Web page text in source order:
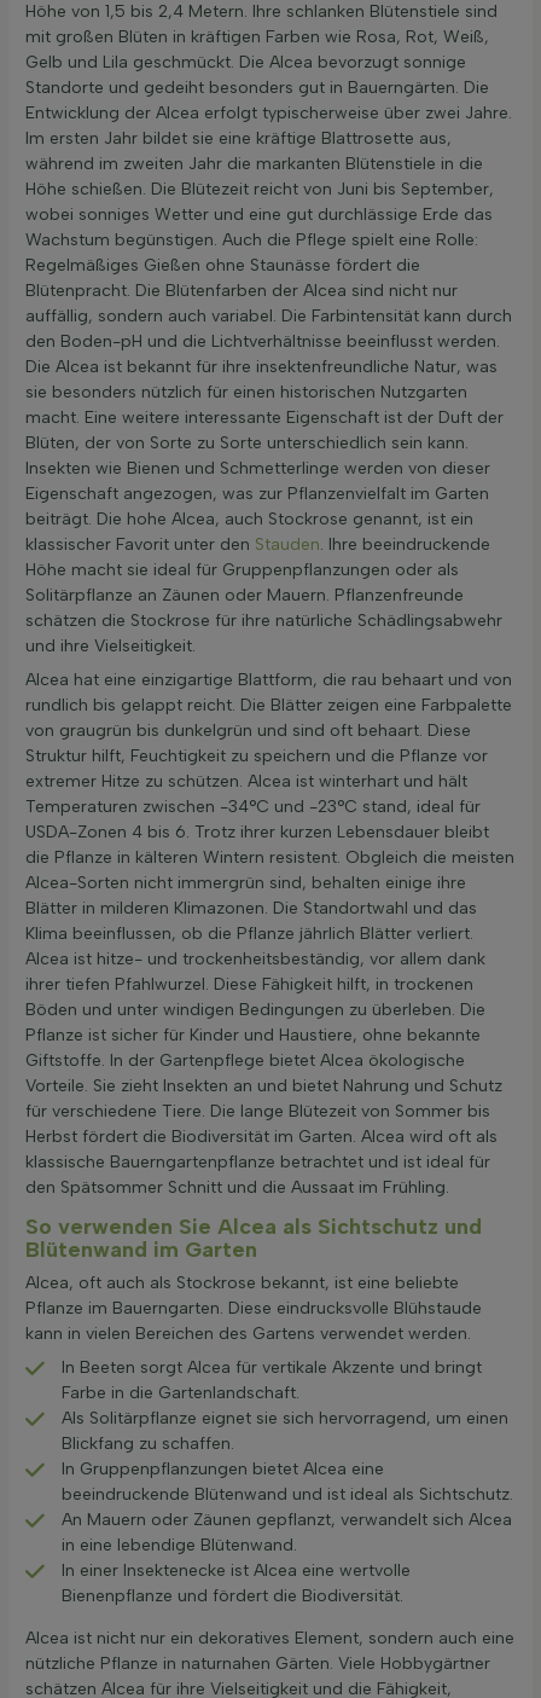
Höhe von 1,5 bis 2,4 Metern. Ihre schlanken Blütenstiele sind
mit großen Blüten in kräftigen Farben wie Rosa, Rot, Weiß,
Gelb und Lila geschmückt. Die Alcea bevorzugt sonnige
Standorte und gedeiht besonders gut in Bauerngärten. Die
Entwicklung der Alcea erfolgt typischerweise über zwei Jahre.
Im ersten Jahr bildet sie eine kräftige Blattrosette aus,
während im zweiten Jahr die markanten Blütenstiele in die
Höhe schießen. Die Blütezeit reicht von Juni bis September,
wobei sonniges Wetter und eine gut durchlässige Erde das
Wachstum begünstigen. Auch die Pflege spielt eine Rolle:
Regelmäßiges Gießen ohne Staunässe fördert die
Blütenpracht. Die Blütenfarben der Alcea sind nicht nur
auffällig, sondern auch variabel. Die Farbintensität kann durch
den Boden-pH und die Lichtverhältnisse beeinflusst werden.
Die Alcea ist bekannt für ihre insektenfreundliche Natur, was
sie besonders nützlich für einen historischen Nutzgarten
macht. Eine weitere interessante Eigenschaft ist der Duft der
Blüten, der von Sorte zu Sorte unterschiedlich sein kann.
Insekten wie Bienen und Schmetterlinge werden von dieser
Eigenschaft angezogen, was zur Pflanzenvielfalt im Garten
beiträgt. Die hohe Alcea, auch Stockrose genannt, ist ein
klassischer Favorit unter den Stauden. Ihre beeindruckende
Höhe macht sie ideal für Gruppenpflanzungen oder als
Solitärpflanze an Zäunen oder Mauern. Pflanzenfreunde
schätzen die Stockrose für ihre natürliche Schädlingsabwehr
und ihre Vielseitigkeit.
Alcea hat eine einzigartige Blattform, die rau behaart und von
rundlich bis gelappt reicht. Die Blätter zeigen eine Farbpalette
von graugrün bis dunkelgrün und sind oft behaart. Diese
Struktur hilft, Feuchtigkeit zu speichern und die Pflanze vor
extremer Hitze zu schützen. Alcea ist winterhart und hält
Temperaturen zwischen -34°C und -23°C stand, ideal für
USDA-Zonen 4 bis 6. Trotz ihrer kurzen Lebensdauer bleibt
die Pflanze in kälteren Wintern resistent. Obgleich die meisten
Alcea-Sorten nicht immergrün sind, behalten einige ihre
Blätter in milderen Klimazonen. Die Standortwahl und das
Klima beeinflussen, ob die Pflanze jährlich Blätter verliert.
Alcea ist hitze- und trockenheitsbeständig, vor allem dank
ihrer tiefen Pfahlwurzel. Diese Fähigkeit hilft, in trockenen
Böden und unter windigen Bedingungen zu überleben. Die
Pflanze ist sicher für Kinder und Haustiere, ohne bekannte
Giftstoffe. In der Gartenpflege bietet Alcea ökologische
Vorteile. Sie zieht Insekten an und bietet Nahrung und Schutz
für verschiedene Tiere. Die lange Blütezeit von Sommer bis
Herbst fördert die Biodiversität im Garten. Alcea wird oft als
klassische Bauerngartenpflanze betrachtet und ist ideal für
den Spätsommer Schnitt und die Aussaat im Frühling.
So verwenden Sie Alcea als Sichtschutz und
Blütenwand im Garten
Alcea, oft auch als Stockrose bekannt, ist eine beliebte
Pflanze im Bauerngarten. Diese eindrucksvolle Blühstaude
kann in vielen Bereichen des Gartens verwendet werden.
In Beeten sorgt Alcea für vertikale Akzente und bringt
Farbe in die Gartenlandschaft.
Als Solitärpflanze eignet sie sich hervorragend, um einen
Blickfang zu schaffen.
In Gruppenpflanzungen bietet Alcea eine
beeindruckende Blütenwand und ist ideal als Sichtschutz.
An Mauern oder Zäunen gepflanzt, verwandelt sich Alcea
in eine lebendige Blütenwand.
In einer Insektenecke ist Alcea eine wertvolle
Bienenpflanze und fördert die Biodiversität.
Alcea ist nicht nur ein dekoratives Element, sondern auch eine
nützliche Pflanze in naturnahen Gärten. Viele Hobbygärtner
schätzen Alcea für ihre Vielseitigkeit und die Fähigkeit,